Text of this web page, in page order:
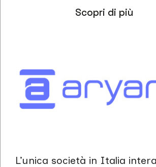
Scopri di più
L’unica società in Italia